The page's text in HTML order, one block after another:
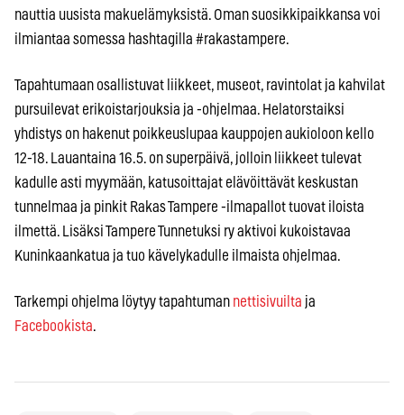
nauttia uusista makuelämyksistä. Oman suosikkipaikkansa voi
ilmiantaa somessa hashtagilla #rakastampere.
Tapahtumaan osallistuvat liikkeet, museot, ravintolat ja kahvilat
pursuilevat erikoistarjouksia ja -ohjelmaa. Helatorstaiksi
yhdistys on hakenut poikkeuslupaa kauppojen aukioloon kello
12-18. Lauantaina 16.5. on superpäivä, jolloin liikkeet tulevat
kadulle asti myymään, katusoittajat elävöittävät keskustan
tunnelmaa ja pinkit Rakas Tampere -ilmapallot tuovat iloista
ilmettä. Lisäksi Tampere Tunnetuksi ry aktivoi kukoistavaa
Kuninkaankatua ja tuo kävelykadulle ilmaista ohjelmaa.
Tarkempi ohjelma löytyy tapahtuman nettisivuilta ja
Facebookista.